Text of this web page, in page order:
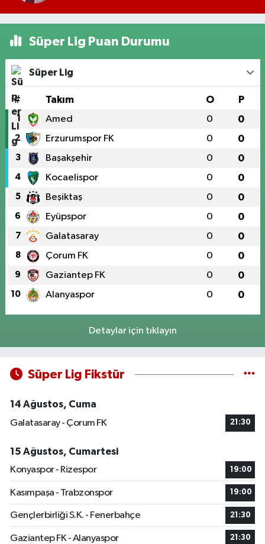
Süper Lig Puan Durumu
Süper Lig
# Takım O P
1 Amed 0 0
2 Erzurumspor FK 0 0
3 Başakşehir 0 0
4 Kocaelispor 0 0
5 Beşiktaş 0 0
6 Eyüpspor 0 0
7 Galatasaray 0 0
8 Çorum FK 0 0
9 Gaziantep FK 0 0
10 Alanyaspor 0 0
Detaylar için tıklayın
Süper Lig Fikstür
14 Ağustos, Cuma
Galatasaray - Çorum FK
21:30
15 Ağustos, Cumartesi
Konyaspor - Rizespor
19:00
Kasımpaşa - Trabzonspor 19:00
Gençlerbirliği S.K. - Fenerbahçe 21:30
Gaziantep FK - Alanyaspor 21:30